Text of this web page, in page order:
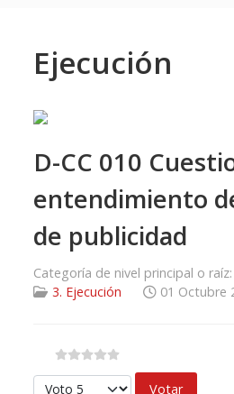
Ejecución
D-CC 010
entendimiento
de publicidad
Categoría de nivel principal o raíz:
3. Ejecución
01 Octubre
Por favor, vote